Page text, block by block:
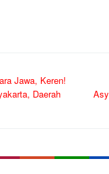
Jawa, Keren!
Daerah